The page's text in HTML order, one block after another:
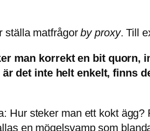
ställa matfrågorby proxy. Till
man korrekt en bit quorn,
det inte helt enkelt, finns
Hur steker man ett kokt
en mögelsvamp som